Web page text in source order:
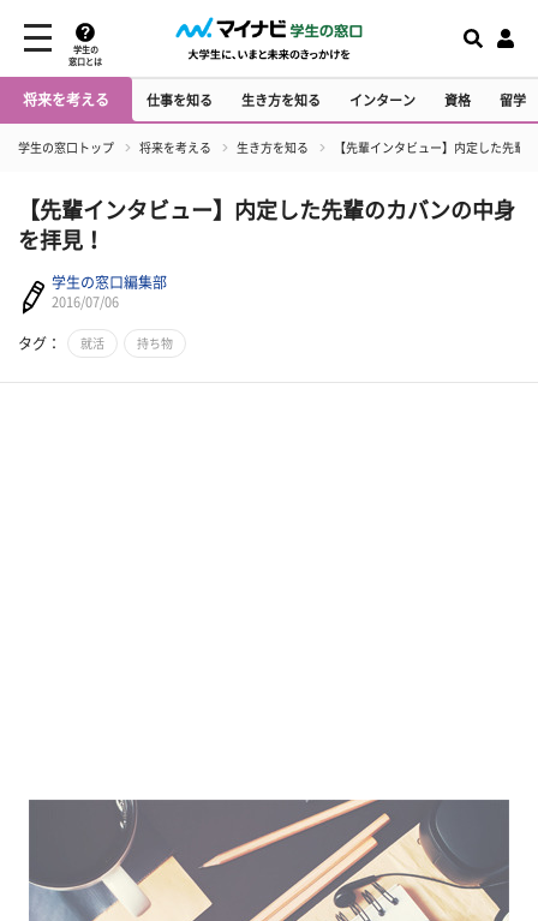
学生の
窓口とは
将来を考える 仕事を知る 生き方を知る インターン 資格 留学
学生の窓口トップ 将来を考える 生き方を知る 【先輩インタビュー】内定した先輩
【先輩インタビュー】内定した先輩のカバンの中身
を拝見！
学生の窓口編集部
2016/07/06
タグ： 就活 持ち物